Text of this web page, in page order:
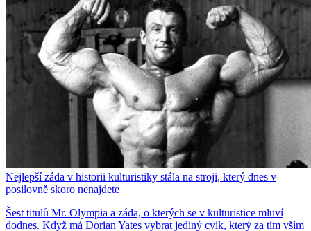
Nejlepší záda v historii kulturistiky stála na stroji, který dnes v
posilovně skoro nenajdete
Šest titulů Mr. Olympia a záda, o kterých se v kulturistice mluví
dodnes. Když má Dorian Yates vybrat jediný cvik, který za tím vším